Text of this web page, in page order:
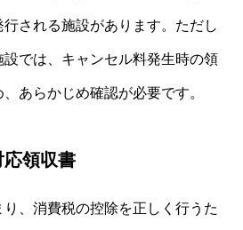
される施設があります。ただし
では、キャンセル料発生時の領
あらかじめ確認が必要です。
領収書
、消費税の控除を正しく行うた